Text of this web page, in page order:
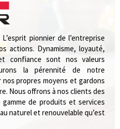
pionnier de l’entreprise
actions. Dynamisme, loyauté,
confiance sont nos valeurs
la pérennité de notre
propres moyens et gardons
Nous offrons à nos clients des
de produits et services
naturel et renouvelable qu’est